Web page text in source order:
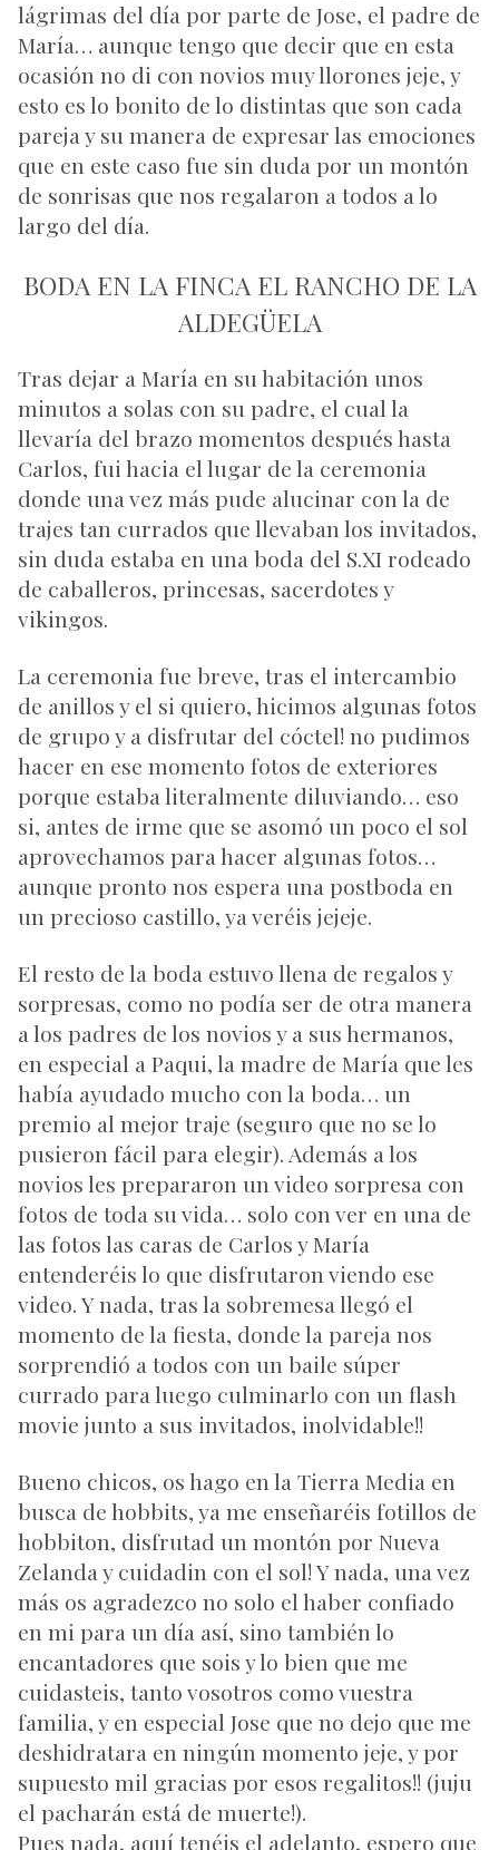
lágrimas del día por parte de Jose, el padre de
María… aunque tengo que decir que en esta
ocasión no di con novios muy llorones jeje, y
esto es lo bonito de lo distintas que son cada
pareja y su manera de expresar las emociones
que en este caso fue sin duda por un montón
de sonrisas que nos regalaron a todos a lo
largo del día.
BODA EN LA FINCA EL RANCHO DE LA
ALDEGÜELA
Tras dejar a María en su habitación unos
minutos a solas con su padre, el cual la
llevaría del brazo momentos después hasta
Carlos, fui hacia el lugar de la ceremonia
donde una vez más pude alucinar con la de
trajes tan currados que llevaban los invitados,
sin duda estaba en una boda del S.XI rodeado
de caballeros, princesas, sacerdotes y
vikingos.
La ceremonia fue breve, tras el intercambio
de anillos y el si quiero, hicimos algunas fotos
de grupo y a disfrutar del cóctel! no pudimos
hacer en ese momento fotos de exteriores
porque estaba literalmente diluviando… eso
si, antes de irme que se asomó un poco el sol
aprovechamos para hacer algunas fotos…
aunque pronto nos espera una postboda en
un precioso castillo, ya veréis jejeje.
El resto de la boda estuvo llena de regalos y
sorpresas, como no podía ser de otra manera
a los padres de los novios y a sus hermanos,
en especial a Paqui, la madre de María que les
había ayudado mucho con la boda… un
premio al mejor traje (seguro que no se lo
pusieron fácil para elegir). Además a los
novios les prepararon un video sorpresa con
fotos de toda su vida… solo con ver en una de
las fotos las caras de Carlos y María
entenderéis lo que disfrutaron viendo ese
video. Y nada, tras la sobremesa llegó el
momento de la fiesta, donde la pareja nos
sorprendió a todos con un baile súper
currado para luego culminarlo con un flash
movie junto a sus invitados, inolvidable!!
Bueno chicos, os hago en la Tierra Media en
busca de hobbits, ya me enseñaréis fotillos de
hobbiton, disfrutad un montón por Nueva
Zelanda y cuidadin con el sol! Y nada, una vez
más os agradezco no solo el haber confiado
en mi para un día así, sino también lo
encantadores que sois y lo bien que me
cuidasteis, tanto vosotros como vuestra
familia, y en especial Jose que no dejo que me
deshidratara en ningún momento jeje, y por
supuesto mil gracias por esos regalitos!! (juju
el pacharán está de muerte!).
Pues nada, aquí tenéis el adelanto, espero que